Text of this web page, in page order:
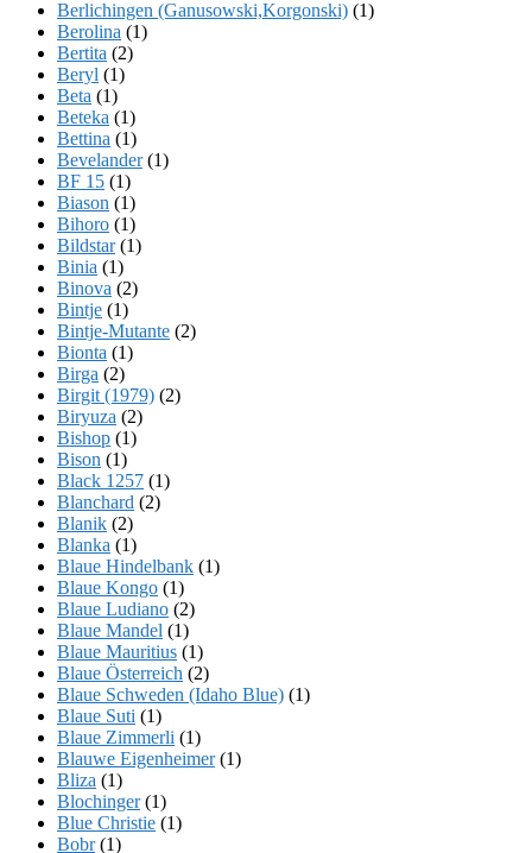
Berlichingen (Ganusowski,Korgonski) (1)
Berolina (1)
Bertita (2)
Beryl (1)
Beta (1)
Beteka (1)
Bettina (1)
Bevelander(1)
BF 15 (1)
Biason (1)
Bihoro (1)
Bildstar(1)
Binia (1)
Binova (2)
Bintje (1)
Bintje-Mutante (2)
Bionta (1)
Birga (2)
Birgit (1979) (2)
Biryuza (2)
Bishop (1)
Bison (1)
Black 1257 (1)
Blanchard (2)
Blanik (2)
Blanka (1)
Blaue Hindelbank (1)
Blaue Kongo (1)
Blaue Ludiano (2)
Blaue Mandel (1)
Blaue Mauritius (1)
Blaue Österreich (2)
Blaue Schweden (Idaho Blue) (1)
Blaue Suti (1)
Blaue Zimmerli (1)
Blauwe Eigenheimer(1)
Bliza (1)
Blochinger(1)
Blue Christie (1)
Bobr(1)